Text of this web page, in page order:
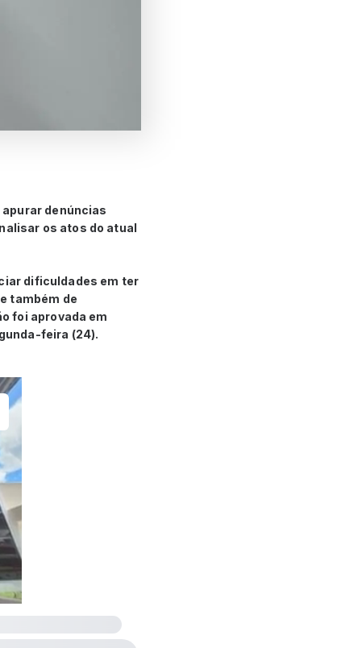
denúncias
os atos do atual
dificuldades em ter
também de
foi aprovada em
feira (24).